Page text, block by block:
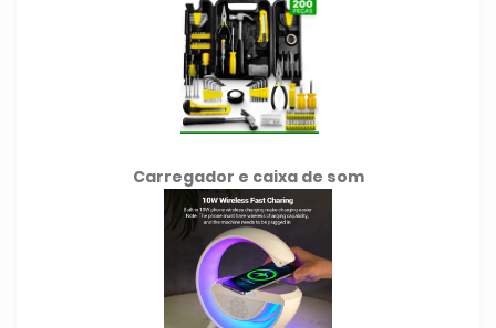
Carregador e caixa de som